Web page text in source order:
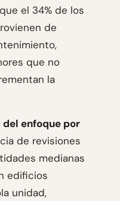
el 34% de los
de
que no
la
enfoque por
de revisiones
medianas
edificios
unidad,